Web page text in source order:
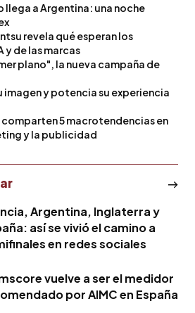
llega a Argentina: una noche
revela qué esperan los
y de las marcas
plano", la nueva campaña de
imagen y potencia su experiencia
comparten 5 macrotendencias en
y la publicidad
Argentina, Inglaterra y
así se vivió el camino a
en redes sociales
vuelve a ser el medidor
por AIMC en España